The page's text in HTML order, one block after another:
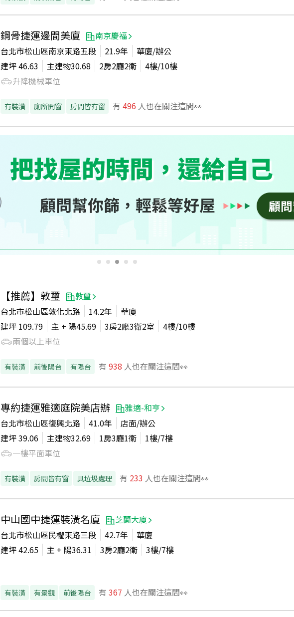
鋼骨捷運邊間美廈
南京慶福
台北市松山區南京東路五段
21.9年
華廈/辦公
建坪46.63 主建物30.68 2房2廳2衛 4樓/10樓
升降機械車位
有裝潢 廁所開窗 房間皆有窗 有 496 人也在關注這間👀
【推薦】敦璽
敦璽
台北市松山區敦化北路
14.2年
華廈
建坪 109.79 主 + 陽45.69 3房2廳3衛2室 4樓/10樓
兩個以上車位
有裝潢 前後陽台 有陽台 有 938 人也在關注這間👀
專約捷運雅適庭院美店辦
雅適-和亨
台北市松山區復興北路
41.0年
店面/辦公
建坪39.06 主建物32.69 1房3廳1衛 1樓/7樓
一樓平面車位
有裝潢 房間皆有窗 具垃圾處理 有 233 人也在關注這間👀
中山國中捷運裝潢名廈
芝蘭大廈
台北市松山區民權東路三段
42.7年
華廈
建坪42.65 主 + 陽36.31 3房2廳2衛 3樓/7樓
有裝潢 有景觀 前後陽台 有 367 人也在關注這間👀